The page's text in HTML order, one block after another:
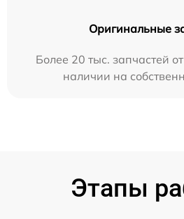
Оригинальные
Более 20 тыс. запчастей
наличии на
Этапы